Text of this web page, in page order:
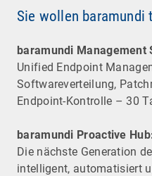
Sie wollen baramundi
baramundi Management
Unified Endpoint
Software­verteilung,
Endpoint-Kontrolle – 30
baramundi Proactive
Die nächste Generation
intelligent, automatisiert